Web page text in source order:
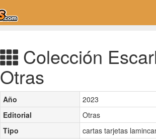
Colección
Otras
Año
2023
Editorial
Otras
Tipo
cartas tarjetas